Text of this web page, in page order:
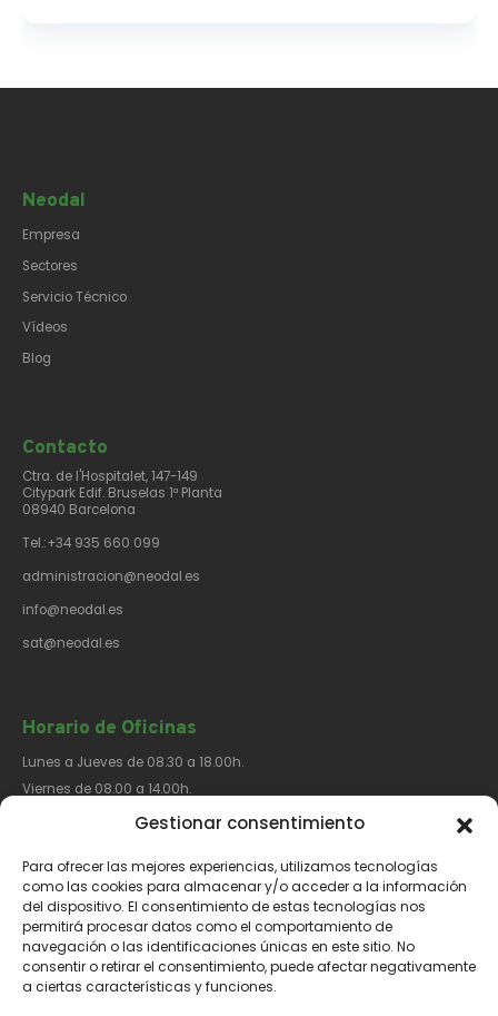
Gestionar consentimiento
Para ofrecer las mejores experiencias, utilizamos tecnologías
como las cookies para almacenar y/o acceder a la información
del dispositivo. El consentimiento de estas tecnologías nos
permitirá procesar datos como el comportamiento de
navegación o las identificaciones únicas en este sitio. No
consentir o retirar el consentimiento, puede afectar negativamente
a ciertas características y funciones.
Neodal
Empresa
Sectores
Servicio Técnico
Vídeos
Blog
Contacto​
Ctra. de l'Hospitalet, 147-149
Citypark Edif. Bruselas 1ª Planta
08940 Barcelona
Tel.:+34 935 660 099
administracion@neodal.es
info@neodal.es
sat@neodal.es
Horario de Oficinas
Lunes a Jueves de 08.30 a 18.00h.
Viernes de 08.00 a 14.00h.
Síguenos​